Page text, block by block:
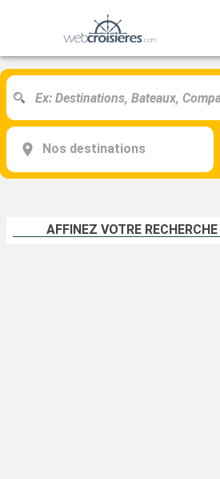
Nos destinations
AFFINEZ VOTRE RECHERCHE